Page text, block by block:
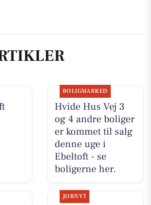
BOLIGMARKED
Hvide Hus Vej 3
og 4 andre boliger
er kommet til salg
denne uge i
Ebeltoft - se
boligerne her.
JOBNYT